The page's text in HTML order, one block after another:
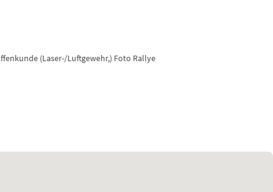
(Laser-/Luftgewehr,) Foto Rallye